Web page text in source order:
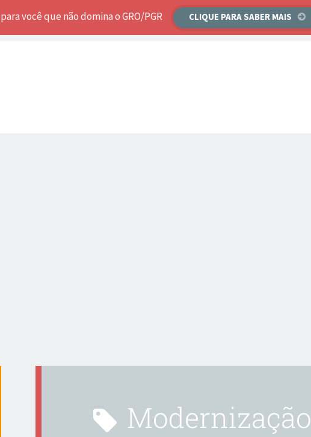
você que não domina o GRO/PGR CLIQUE PARA SABER MAIS
Modernização